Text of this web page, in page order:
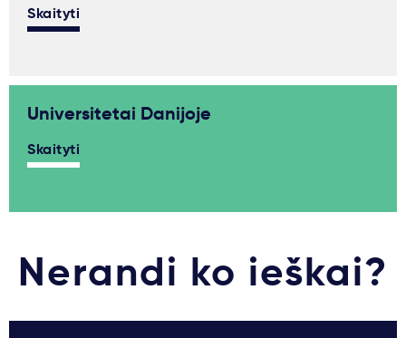
Skaityti
Universitetai Danijoje
Skaityti
Nerandi ko ieškai?